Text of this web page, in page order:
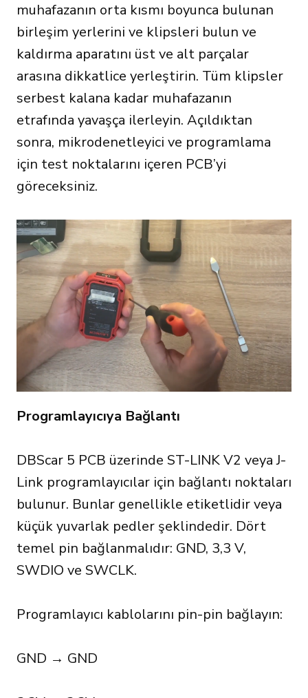
muhafazanın orta kısmı boyunca bulunan
birleşim yerlerini ve klipsleri bulun ve
kaldırma aparatını üst ve alt parçalar
arasına dikkatlice yerleştirin. Tüm klipsler
serbest kalana kadar muhafazanın
etrafında yavaşça ilerleyin. Açıldıktan
sonra, mikrodenetleyici ve programlama
için test noktalarını içeren PCB’yi
göreceksiniz.
Programlayıcıya Bağlantı
DBScar 5 PCB üzerinde ST-LINK V2 veya J-
Link programlayıcılar için bağlantı noktaları
bulunur. Bunlar genellikle etiketlidir veya
küçük yuvarlak pedler şeklindedir. Dört
temel pin bağlanmalıdır: GND, 3,3 V,
SWDIO ve SWCLK.
Programlayıcı kablolarını pin-pin bağlayın:
GND → GND